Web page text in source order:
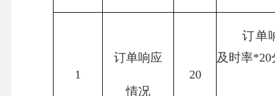
1
订单响应
情况
20
订单响
及时率*20